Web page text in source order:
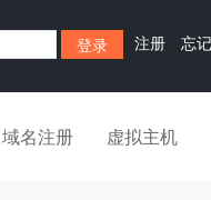
注册 忘
域名注册 虚拟主机